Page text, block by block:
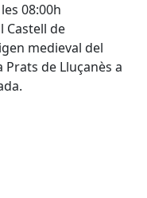
08:00h
Castell de
medieval del
Prats de Lluçanès a